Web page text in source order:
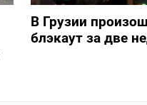
В Грузии
блэкаут за две